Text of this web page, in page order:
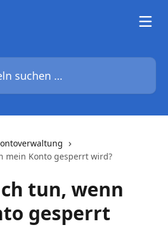
…
mein Konto gesperrt wird?
tun, wenn
gesperrt